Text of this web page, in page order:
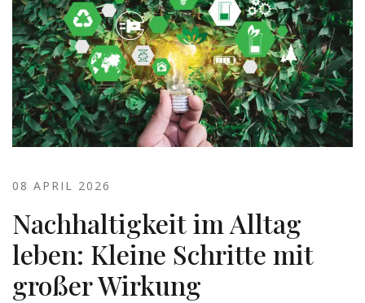
08 APRIL 2026
Nachhaltigkeit im Alltag
leben: Kleine Schritte mit
großer Wirkung